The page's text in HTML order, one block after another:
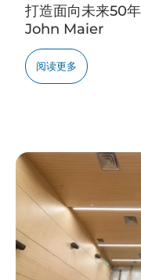
打造面向未来50
John Maier
阅读更多